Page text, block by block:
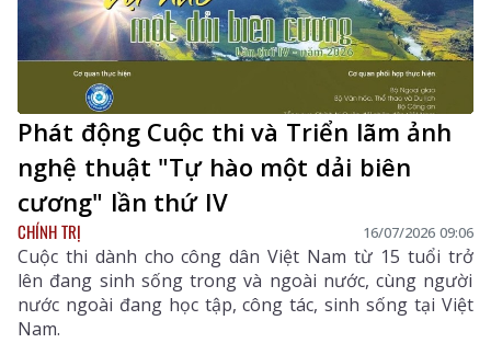
Phát động Cuộc thi và Triển lãm ảnh
nghệ thuật "Tự hào một dải biên
cương" lần thứ IV
CHÍNH TRỊ 16/07/2026 09:06
Cuộc thi dành cho công dân Việt Nam từ 15 tuổi trở
lên đang sinh sống trong và ngoài nước, cùng người
nước ngoài đang học tập, công tác, sinh sống tại Việt
Nam.